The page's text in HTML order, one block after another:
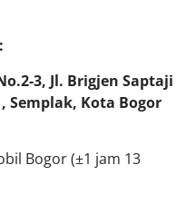
3, Jl. Brigjen Saptaji
Semplak, Kota Bogor
Bogor (±1 jam 13